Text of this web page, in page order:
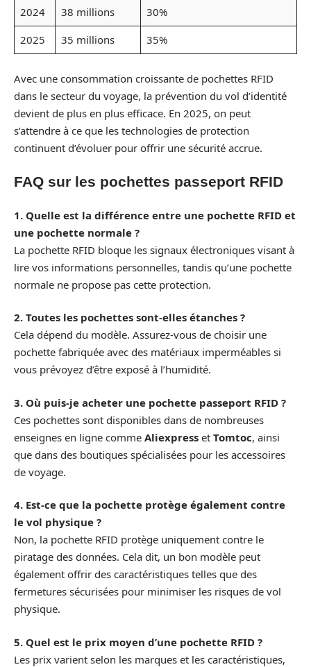
2024 38 millions
30%
2025
35 millions 35%
Avec une consommation croissante de pochettes RFID
dans le secteur du voyage, la prévention du vol d’identité
devient de plus en plus efficace. En 2025, on peut
s’attendre à ce que les technologies de protection
continuent d’évoluer pour offrir une sécurité accrue.
FAQ sur les pochettes passeport RFID
1. Quelle est la différence entre une pochette RFID et
une pochette normale ?
La pochette RFID bloque les signaux électroniques visant à
lire vos informations personnelles, tandis qu’une pochette
normale ne propose pas cette protection.
2. Toutes les pochettes sont-elles étanches ?
Cela dépend du modèle. Assurez-vous de choisir une
pochette fabriquée avec des matériaux imperméables si
vous prévoyez d’être exposé à l’humidité.
3. Où puis-je acheter une pochette passeport RFID ?
Ces pochettes sont disponibles dans de nombreuses
enseignes en ligne comme Aliexpress et Tomtoc, ainsi
que dans des boutiques spécialisées pour les accessoires
de voyage.
4. Est-ce que la pochette protège également contre
le vol physique ?
Non, la pochette RFID protège uniquement contre le
piratage des données. Cela dit, un bon modèle peut
également offrir des caractéristiques telles que des
fermetures sécurisées pour minimiser les risques de vol
physique.
5. Quel est le prix moyen d’une pochette RFID ?
Les prix varient selon les marques et les caractéristiques,